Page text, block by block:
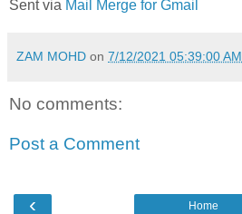
Sent via Mail Merge for Gmail
ZAM MOHD on 7/12/2021 05:39:00 AM
No comments:
Post a Comment
‹ Home